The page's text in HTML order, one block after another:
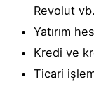
Revolut
Yatırım
Kredi ve
Ticari